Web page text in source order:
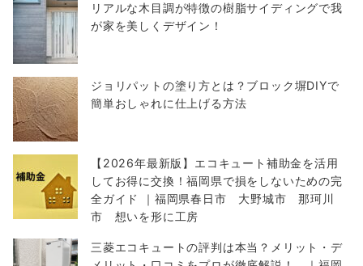
リアルな木目調が特徴の樹脂サイディングで我
が家を美しくデザイン！
ジョリパットの塗り方とは？ブロック塀DIYで
簡単おしゃれに仕上げる方法
【2026年最新版】エコキュート補助金を活用
してお得に交換！福岡県で損をしないための完
全ガイド ｜福岡県春日市 大野城市 那珂川
市 想いを形に工房
三菱エコキュートの評判は本当？メリット・デ